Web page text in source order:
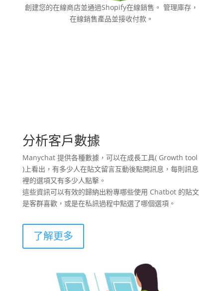
創建您的在線商店並通過Shopify在線銷售。 管理庫存，
在線銷售產品並接收付款。
分析客戶數據
Manychat 提供各種數據，可以在成長工具( Growth tool
)上看出，有多少人在貼文留言互動後點開訊息，每則訊息
裡的選項又有多少人點擊。
這些資訊可以有效的歸納出粉專哪些使用 Chatbot 的貼文
是客群喜歡，或是在私訊過程中點選了哪個選項。
了解更多